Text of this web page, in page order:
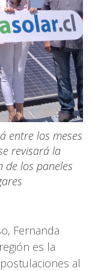
entre los meses
revisará la
de los paneles
Fernanda
es la
al